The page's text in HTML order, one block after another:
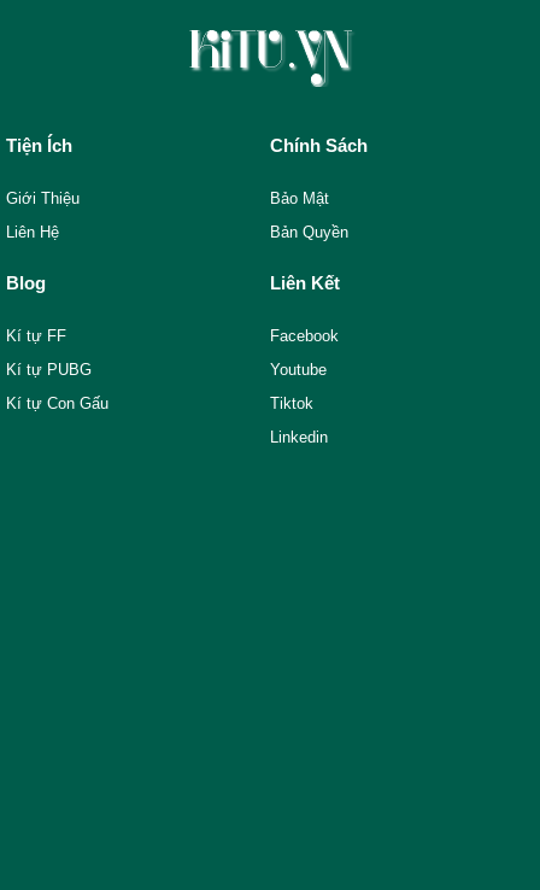
Tiện Ích
Giới Thiệu
Liên Hệ
Chính Sách
Bảo Mật
Bản Quyền
Blog
Kí tự FF
Kí tự PUBG
Kí tự Con Gấu
Liên Kết
Facebook
Youtube
Tiktok
Linkedin